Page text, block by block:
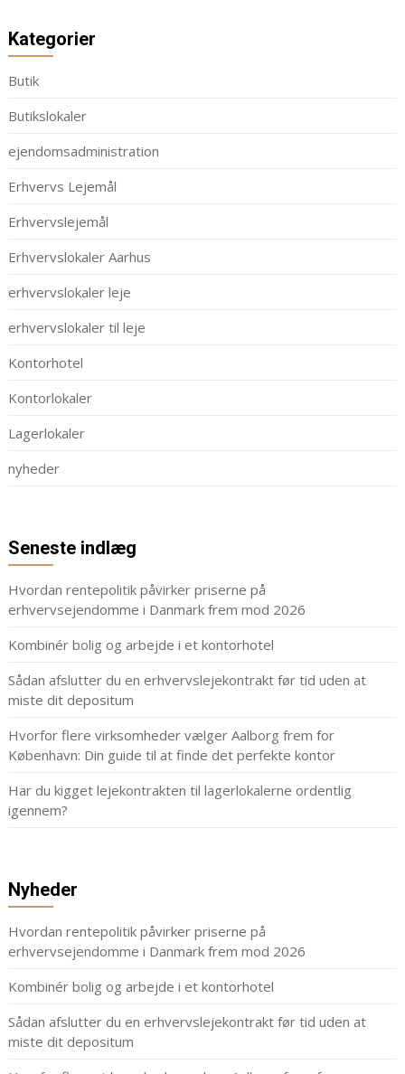
Kategorier
Butik
Butikslokaler
ejendomsadministration
Erhvervs Lejemål
Erhvervslejemål
Erhvervslokaler Aarhus
erhvervslokaler leje
erhvervslokaler til leje
Kontorhotel
Kontorlokaler
Lagerlokaler
nyheder
Seneste indlæg
Hvordan rentepolitik påvirker priserne på
erhvervsejendomme i Danmark frem mod 2026
Kombinér bolig og arbejde i et kontorhotel
Sådan afslutter du en erhvervslejekontrakt før tid uden at
miste dit depositum
Hvorfor flere virksomheder vælger Aalborg frem for
København: Din guide til at finde det perfekte kontor
Har du kigget lejekontrakten til lagerlokalerne ordentlig
igennem?
Nyheder
Hvordan rentepolitik påvirker priserne på
erhvervsejendomme i Danmark frem mod 2026
Kombinér bolig og arbejde i et kontorhotel
Sådan afslutter du en erhvervslejekontrakt før tid uden at
miste dit depositum